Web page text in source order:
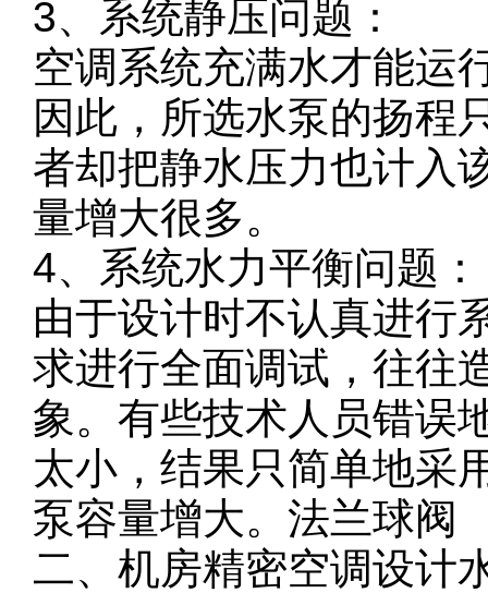
3、系统静压问题：
空调系统充满水才能运
因此，所选水泵的扬程
者却把静水压力也计入
量增大很多。
4、系统水力平衡问题：
由于设计时不认真进行
求进行全面调试，往往
象。有些技术人员错误
太小，结果只简单地采
泵容量增大。法兰球阀
二、机房精密空调设计